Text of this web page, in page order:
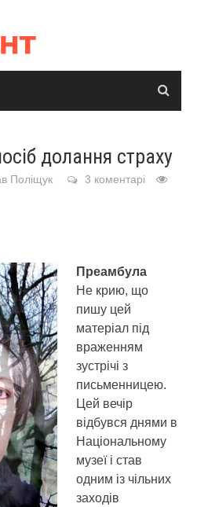
долання страху
Поліщук
3 коментарі
Преамбула
Не крию, що
пишу цей
матеріал під
враженням
зустрічі з
письменницею.
Цей вечір
відбувся днями в
Національному
музеї і став
одним із чільних
заходів